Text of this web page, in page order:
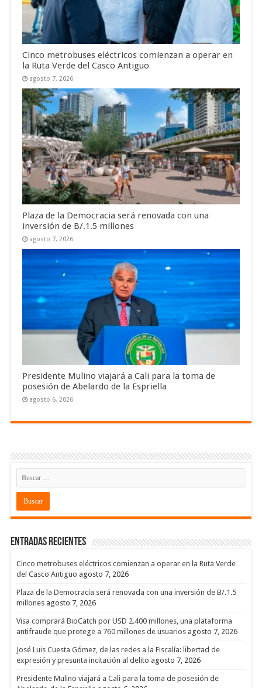
Cinco metrobuses eléctricos comienzan a operar en
la Ruta Verde del Casco Antiguo
agosto 7, 2026
Plaza de la Democracia será renovada con una
inversión de B/.1.5 millones
agosto 7, 2026
Presidente Mulino viajará a Cali para la toma de
posesión de Abelardo de la Espriella
agosto 6, 2026
Entradas recientes
Cinco metrobuses eléctricos comienzan a operar en la Ruta Verde
del Casco Antiguo agosto 7, 2026
Plaza de la Democracia será renovada con una inversión de B/.1.5
millones agosto 7, 2026
Visa comprará BioCatch por USD 2.400 millones, una plataforma
antifraude que protege a 760 millones de usuarios agosto 7, 2026
José Luis Cuesta Gómez, de las redes a la Fiscalía: libertad de
expresión y presunta incitación al delito agosto 7, 2026
Presidente Mulino viajará a Cali para la toma de posesión de